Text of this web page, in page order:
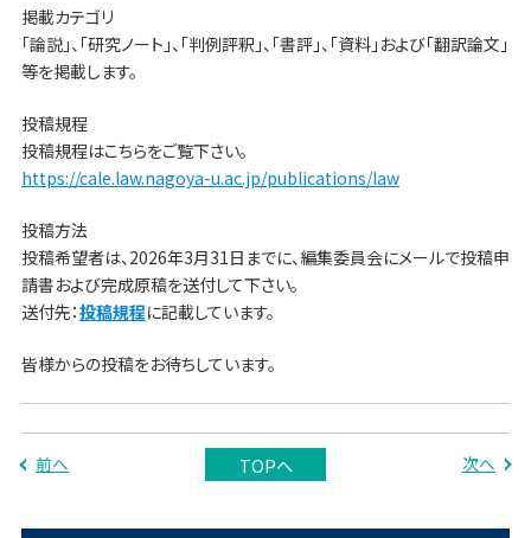
掲載カテゴリ
「論説」、「研究ノート」、「判例評釈」、「書評」、「資料」および「翻訳論文」
等を掲載します。
投稿規程
投稿規程はこちらをご覧下さい。
https://cale.law.nagoya-u.ac.jp/publications/law
投稿方法
投稿希望者は、2026年3月31日までに、編集委員会にメールで投稿申
請書および完成原稿を送付して下さい。
送付先：投稿規程に記載しています。
皆様からの投稿をお待ちしています。
前へ TOPへ 次へ